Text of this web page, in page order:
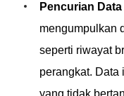
Pencurian
mengumpulkan
seperti riwayat
perangkat. Data
yang tidak